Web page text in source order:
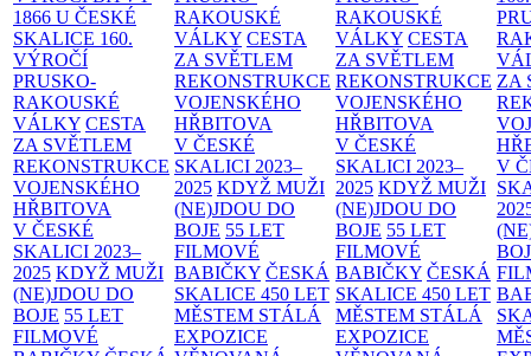
1866 U ČESKÉ
SKALICE 160.
VÝROČÍ
PRUSKO-
RAKOUSKÉ
VÁLKY CESTA
ZA SVĚTLEM
REKONSTRUKCE
VOJENSKÉHO
HŘBITOVA
V ČESKÉ
SKALICI 2023–
2025 KDYŽ MUŽI
(NE)JDOU DO
BOJE 55 LET
FILMOVÉ
RAKOUSKÉ
VÁLKY CESTA
ZA SVĚTLEM
REKONSTRUKCE
VOJENSKÉHO
HŘBITOVA
V ČESKÉ
SKALICI 2023–
2025 KDYŽ MUŽI
(NE)JDOU DO
BOJE 55 LET
FILMOVÉ
BABIČKY ČESKÁ
SKALICE 450 LET
MĚSTEM STÁLÁ
EXPOZICE
RAKOUSKÉ
VÁLKY CESTA
ZA SVĚTLEM
REKONSTRUKCE
VOJENSKÉHO
HŘBITOVA
V ČESKÉ
SKALICI 2023–
2025 KDYŽ MUŽI
(NE)JDOU DO
BOJE 55 LET
FILMOVÉ
BABIČKY ČESKÁ
SKALICE 450 LET
MĚSTEM STÁLÁ
EXPOZICE
ZA
V